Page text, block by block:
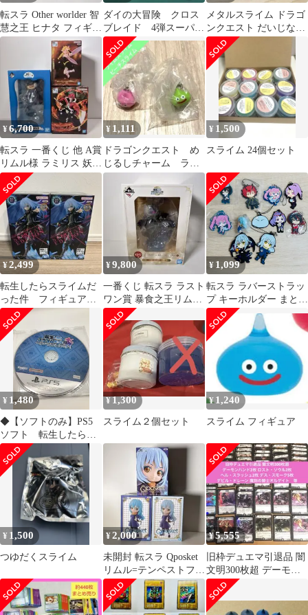
転スラ Other worlder 智
慧之王 ヒナタ フィギュ
ア 2体 未開封
ダイの大冒険 クロス
ブレイド 4弾スーパー
レア マァム
メタルスライム ドラゴ
ンクエスト だいじなも
のコレクション カプセ
ルトイ ガチャ
¥6,700
転スラ 一番くじ 他 A賞
リムル様 ラミリス 妖鬼
ベニマル 3体セット 未
開封
¥ 1,111
ドラゴンクエスト め
じるしチャーム ライ
ムスライム ピーチス
ライム
¥ 1,500
スライム 24個セット
¥2,499
転生したらスライムだ
った件 フィギュア 2
点セット
¥9,800
一番くじ 転スラ ラスト
ワン賞 暴食之王リムル
フィギュア 未開封
¥ 1,099
転スラ ラバーストラッ
プ キーホルダー まとめ
売り
¥ 1,480
◆【ソフトのみ】PS5
ソフト 転生したらス
ライムだった件 テンペ
ストストーリーズ
¥1,300
スライム２個セット
¥ 1,240
スライム フィギュア
¥ 1,500
つゆだくスライム
¥2,000
未開封 転スラ Qposket
リムル=テンペストフィ
ギュア3体セット
¥5,555
旧枠デュエマ引退品 闇
文明300枚超 デーモン
ハンド ロスト・ソウル
等